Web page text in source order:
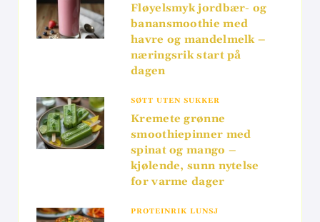
Fløyelsmyk jordbær- og
banansmoothie med
havre og mandelmelk –
næringsrik start på
dagen
SØTT UTEN SUKKER
Kremete grønne
smoothiepinner med
spinat og mango –
kjølende, sunn nytelse
for varme dager
PROTEINRIK LUNSJ